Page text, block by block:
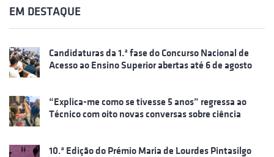
EM DESTAQUE
Candidaturas da 1.ª fase do Concurso Nacional de
Acesso ao Ensino Superior abertas até 6 de agosto
“Explica-me como se tivesse 5 anos” regressa ao
Técnico com oito novas conversas sobre ciência
10.ª Edição do Prémio Maria de Lourdes Pintasilgo